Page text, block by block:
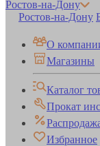
Ростов-на-Дону
Ростов-на-Дону
О
Магазины
Каталог
Прокат
Избранное